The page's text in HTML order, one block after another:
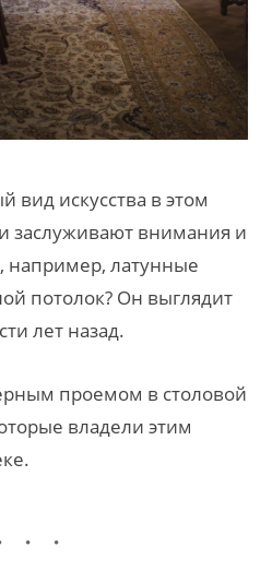
вид искусства в этом
заслуживают внимания и
например, латунные
потолок? Он выглядит
лет назад.
проемом в столовой
владели этим